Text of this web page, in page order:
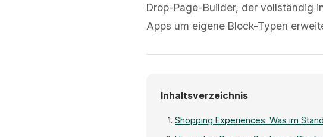
Drop-Page-Builder, der vollständig
Apps um eigene Block-Typen
Inhaltsverzeichnis
Shopping Experiences: Was im